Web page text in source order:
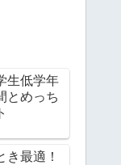
生低学年
とめっち
き最適！